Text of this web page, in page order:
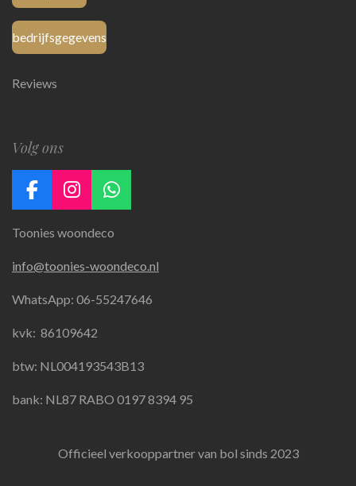
bedrijfsgegevens
Reviews
Volg ons
F
c
b
o
k
I
s
a
g
a
W
a
s
A
Toonies woondeco
info@toonies-woondeco.nl
WhatsApp: 06-55247646
kvk: 86109642
btw: NL004193543B13
bank: NL87 RABO 0197 8394 95
Officieel verkooppartner van bol sinds 2023